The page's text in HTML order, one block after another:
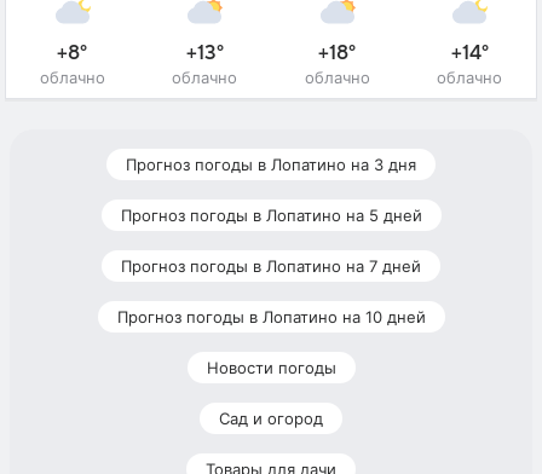
+8°
облачно
+13°
облачно
+18°
облачно
+14°
облачно
Прогноз погоды в Лопатино на 3 дня
Прогноз погоды в Лопатино на 5 дней
Прогноз погоды в Лопатино на 7 дней
Прогноз погоды в Лопатино на 10 дней
Новости погоды
Сад и огород
Товары для дачи